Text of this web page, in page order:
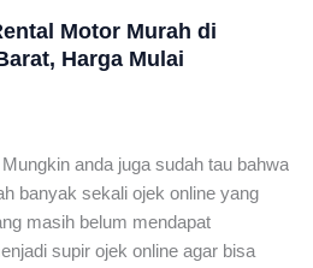
Motor Murah di
Harga Mulai
anda juga sudah tau bahwa
banyak sekali ojek online yang
masih belum mendapat
supir ojek online agar bisa